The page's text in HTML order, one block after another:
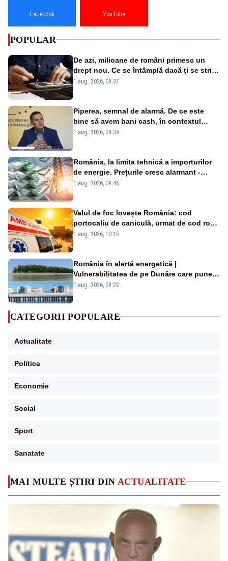
MAI MULTE ȘTIRI DIN ACTUALITATE
Facebook YouTube
POPULAR
De azi, milioane de români primesc un
drept nou. Ce se întâmplă dacă ți se strică
un produs
1 aug. 2026, 09:37
Piperea, semnal de alarmă. De ce este
bine să avem bani cash, în contextul
alertei energetice?
1 aug. 2026, 09:39
România, la limita tehnică a importurilor
de energie. Prețurile cresc alarmant -
Analiză Realitatea Plus
1 aug. 2026, 09:46
Valul de foc lovește România: cod
portocaliu de caniculă, urmat de cod roșu
duminică. Temperaturile urcă spre 40°C
1 aug. 2026, 10:15
România în alertă energetică |
Vulnerabilitatea de pe Dunăre care pune
în pericol Centrala Cernavodă era
1 aug. 2026, 09:32
CATEGORII POPULARE
Actualitate
Politica
Economie
Social
Sport
Sanatate